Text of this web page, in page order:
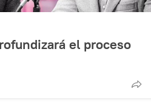
el proceso